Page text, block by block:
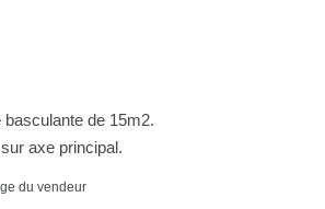
de 15m2.
axe principal.
du vendeur